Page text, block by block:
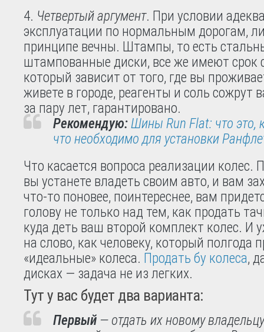
Четвертый аргумент. При условии
эксплуатации по нормальным дорогам,
принципе вечны. Штампы, то есть
штампованные диски, все же имеют срок
который зависит от того, где вы
живете в городе, реагенты и соль
за пару лет, гарантировано.
Рекомендую:Шины Run Flat: что это,
что необходимо для установки
Что касается вопроса реализации колес.
вы устанете владеть своим авто, и вам
что-то поновее, поинтереснее, вам
голову не только над тем, как продать
куда деть ваш второй комплект колес. И
на слово, как человеку, который полгода
«идеальные» колеса. Продать бу колеса,
дисках — задача не из легких.
Тут у вас будет два варианта:
Первый — отдать их новому